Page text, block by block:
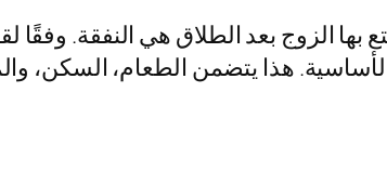
بها الزوج بعد الطلاق هي النفقة.
هذا يتضمن الطعام، السكن،